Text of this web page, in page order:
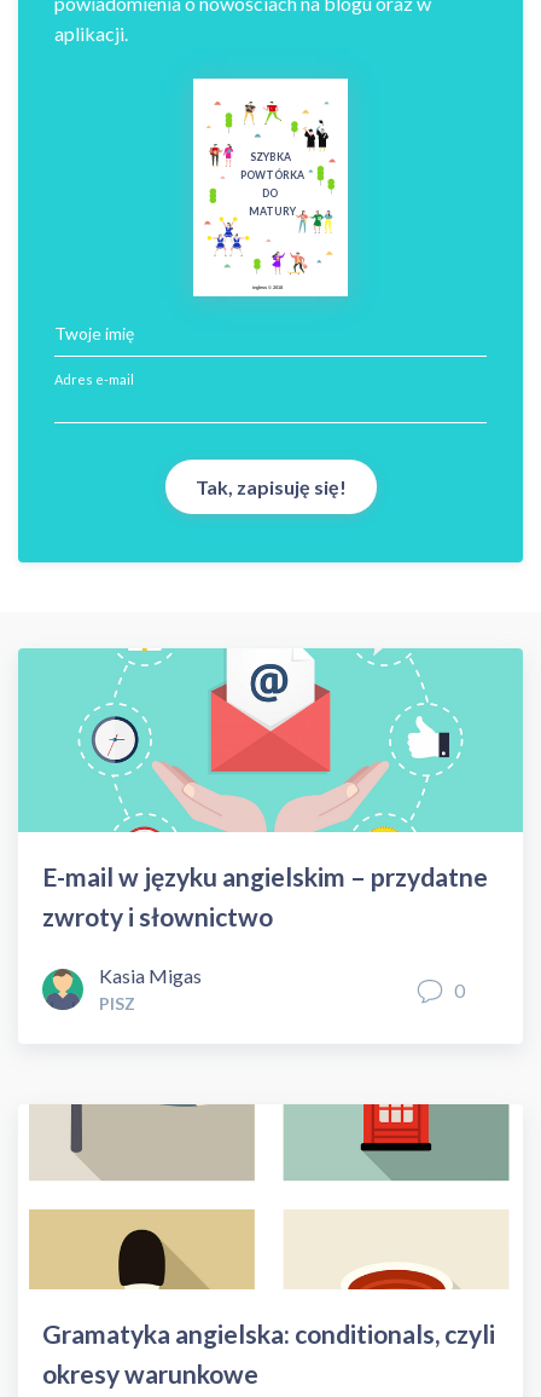
aplikacji.
SZYBKA
POWTÓRKA
DO
MATURY
ingless © 2018
Twoje imię
Adres e-mail
E-mail w języku angielskim – przydatne
zwroty i słownictwo
Kasia Migas
PISZ
0
Gramatyka angielska: conditionals, czyli
okresy warunkowe